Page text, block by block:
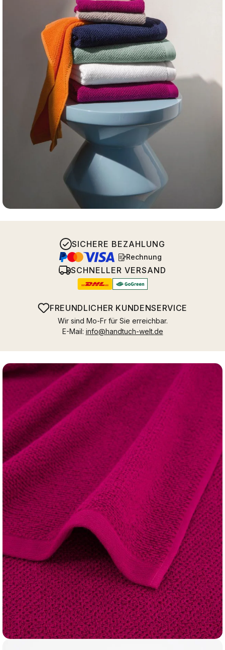
SICHERE BEZAHLUNG
Rechnung
SCHNELLER VERSAND
FREUNDLICHER KUNDENSERVICE
Wir sind Mo-Fr für Sie erreichbar.
E-Mail: info@handtuch-welt.de